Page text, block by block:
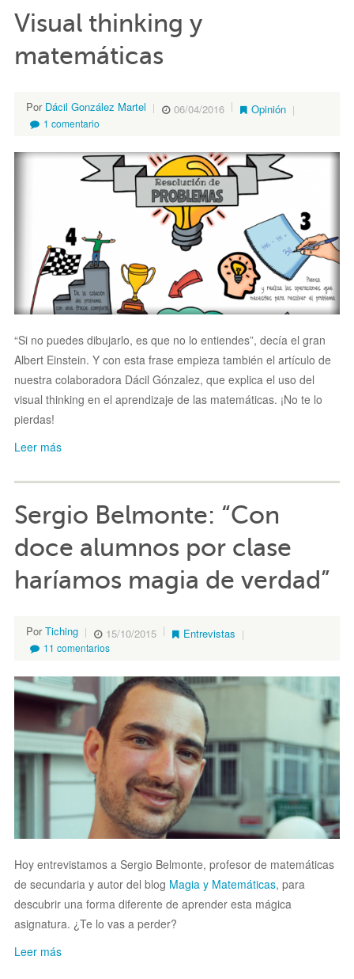
Visual thinking y
matemáticas
Por Dácil González Martel 06/04/2016 Opinión
1 comentario
“Si no puedes dibujarlo, es que no lo entiendes”, decía el gran
Albert Einstein. Y con esta frase empieza también el artículo de
nuestra colaboradora Dácil Gónzalez, que explica el uso del
visual thinking en el aprendizaje de las matemáticas. ¡No te lo
pierdas!
Leer más
Sergio Belmonte: “Con
doce alumnos por clase
haríamos magia de verdad”
PorTiching 15/10/2015 Entrevistas
11 comentarios
Hoy entrevistamos a Sergio Belmonte, profesor de matemáticas
de secundaria y autor del blog Magia y Matemáticas, para
descubrir una forma diferente de aprender esta mágica
asignatura. ¿Te lo vas a perder?
Leer más